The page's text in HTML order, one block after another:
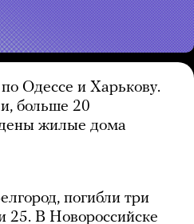
Одессе и Харькову.
больше 20
жилые дома
погибли три
25. В Новороссийске